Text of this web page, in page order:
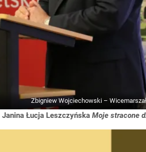
Zbigniew Wojciechowski –
Janina Łucja Leszczyńska Moje stracone